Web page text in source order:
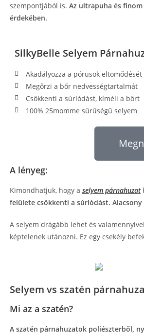
szempontjából is. Az ultrapuha és finom
érdekében.
SilkyBelle Selyem
Akadályozza a pórusok eltömődését
Megőrzi a bőr nedvességtartalmát
Csökkenti a súrlódást, kíméli a bőrt
100% 25momme sűrűségű selyem
A lényeg:
Kimondhatjuk, hogy a selyem párnahuzat
felülete csökkenti a súrlódást. Alacsony
A selyem drágább lehet és
képtelenek utánozni. Ez egy csekély
Selyem vs szatén
Mi az a szatén?
A szatén párnahuzatok poliészterből,